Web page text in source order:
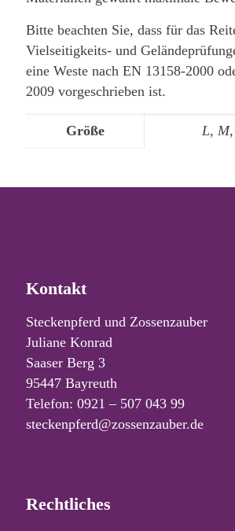
Bitte beachten Sie, dass für das
Vielseitigkeits- und
eine Weste nach EN 13158-2000
2009 vorgeschrieben ist.
Größe L,
Kontakt
Steckenpferd und Zossenzauber
Juliane Konrad
Saaser Berg 3
95447 Bayreuth
Telefon: 0921 – 507 043 99
steckenpferd@zossenzauber.de
Rechtliches